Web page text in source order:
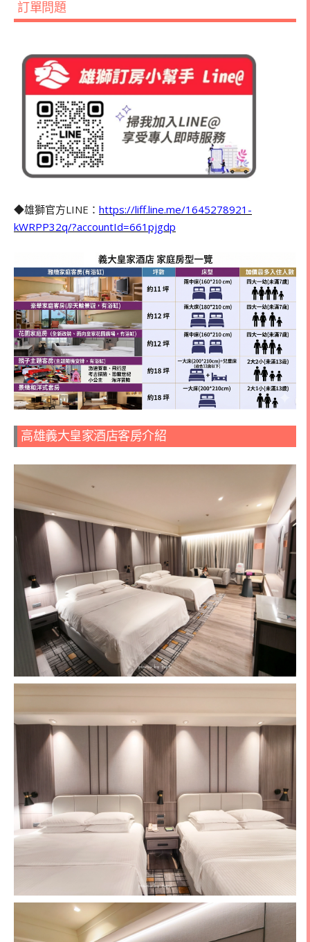
訂單問題
◆雄獅官方LINE： https://liff.line.me/1645278921-
kWRPP32q/?accountId=661pjgdp
高雄義大皇家酒店客房介紹